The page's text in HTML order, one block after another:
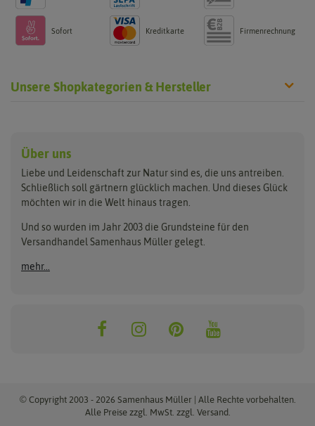
Sofort Kreditkarte Firmenrechnung
Unsere Shopkategorien & Hersteller
Anzuchtschalen
Beleuchtung
Erdbeertürme
Folien, Vliese und Netze
Gartengeräte
Nützlinge & Nisthilfen
Keimsprossen
Saatgut für Werbezwecke
Samen-Sets
Gemüsesamen
Exotische Samen
Rasensamen
Pflanzgut
Benary
Buzzy Seeds
Clever Pots
Dürr-Samen
FLORTUS
Greenline
Grüne Oase
ReNatura Vogelwelt
Über uns
Liebe und Leidenschaft zur Natur sind es, die uns antreiben.
Schließlich soll gärtnern glücklich machen. Und dieses Glück
möchten wir in die Welt hinaus tragen.
Und so wurden im Jahr 2003 die Grundsteine für den
Versandhandel Samenhaus Müller gelegt.
mehr...
© Copyright 2003 - 2026 Samenhaus Müller | Alle Rechte vorbehalten.
Alle Preise zzgl. MwSt. zzgl. Versand.